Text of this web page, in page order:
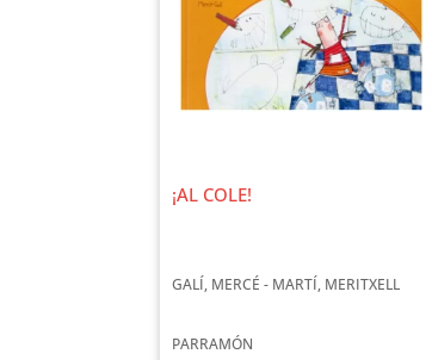
¡AL COLE!
GALÍ, MERCÉ - MARTÍ, MERITXELL
PARRAMÓN